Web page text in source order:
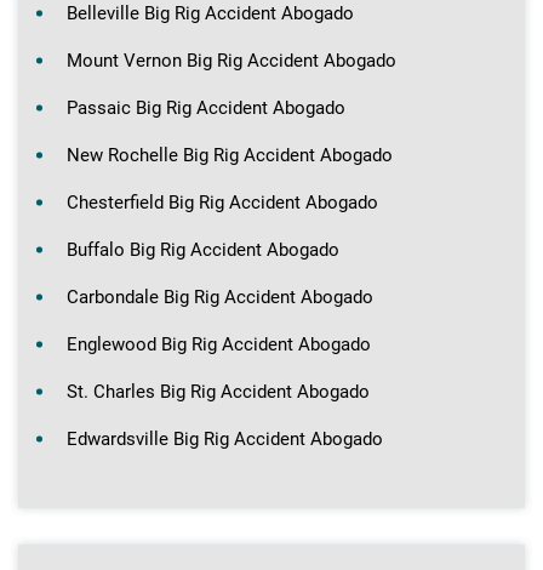
Belleville Big Rig Accident Abogado
Mount Vernon Big Rig Accident Abogado
Passaic Big Rig Accident Abogado
New Rochelle Big Rig Accident Abogado
Chesterfield Big Rig Accident Abogado
Buffalo Big Rig Accident Abogado
Carbondale Big Rig Accident Abogado
Englewood Big Rig Accident Abogado
St. Charles Big Rig Accident Abogado
Edwardsville Big Rig Accident Abogado